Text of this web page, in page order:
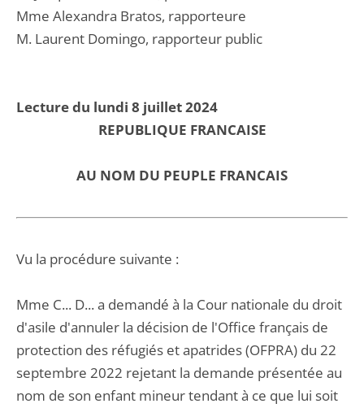
Mme Alexandra Bratos, rapporteure
M. Laurent Domingo, rapporteur public
Lecture du lundi 8 juillet 2024
REPUBLIQUE FRANCAISE
AU NOM DU PEUPLE FRANCAIS
Vu la procédure suivante :
Mme C... D... a demandé à la Cour nationale du droit
d'asile d'annuler la décision de l'Office français de
protection des réfugiés et apatrides (OFPRA) du 22
septembre 2022 rejetant la demande présentée au
nom de son enfant mineur tendant à ce que lui soit